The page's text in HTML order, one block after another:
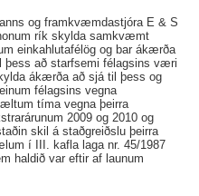
og framkvæmdastjóra E & S
rík skylda samkvæmt
einkahlutafélög og bar ákærða
þess að starfsemi félagsins væri
ákærða að sjá til þess og
félagsins vegna
tíma vegna þeirra
2009 og 2010 og
skil á staðgreiðslu þeirra
í III. kafla laga nr. 45/1987
haldið var eftir af launum